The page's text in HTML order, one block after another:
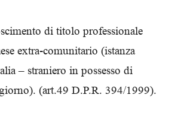
di titolo professionale
extra-comunitario (istanza
– straniero in possesso di
(art.49 D.P.R. 394/1999).